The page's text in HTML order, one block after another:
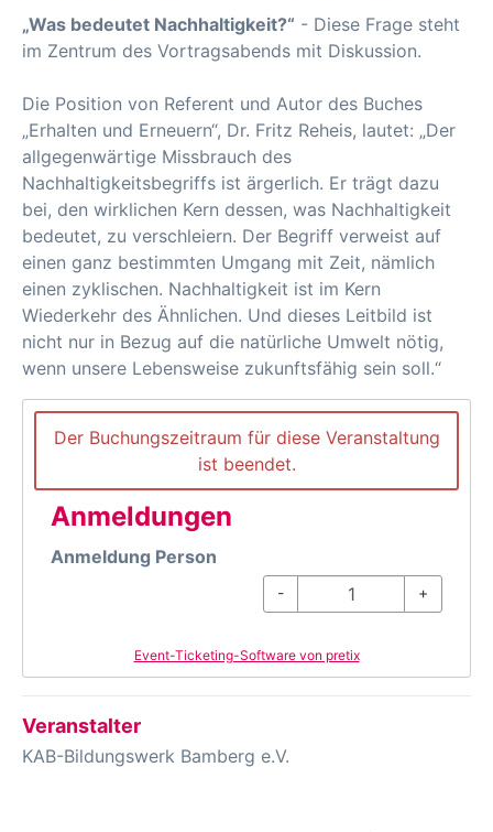
„Was bedeutet Nachhaltigkeit?“ - Diese Frage steht
im Zentrum des Vortragsabends mit Diskussion.
Die Position von Referent und Autor des Buches
„Erhalten und Erneuern“, Dr. Fritz Reheis, lautet: „Der
allgegenwärtige Missbrauch des
Nachhaltigkeitsbegriffs ist ärgerlich. Er trägt dazu
bei, den wirklichen Kern dessen, was Nachhaltigkeit
bedeutet, zu verschleiern. Der Begriff verweist auf
einen ganz bestimmten Umgang mit Zeit, nämlich
einen zyklischen. Nachhaltigkeit ist im Kern
Wiederkehr des Ähnlichen. Und dieses Leitbild ist
nicht nur in Bezug auf die natürliche Umwelt nötig,
wenn unsere Lebensweise zukunftsfähig sein soll.“
Der Buchungszeitraum für diese Veranstaltung
ist beendet.
Anmeldungen
Anmeldung Person
- +
Event-Ticketing-Software von pretix
Veranstalter
KAB-Bildungswerk Bamberg e.V.